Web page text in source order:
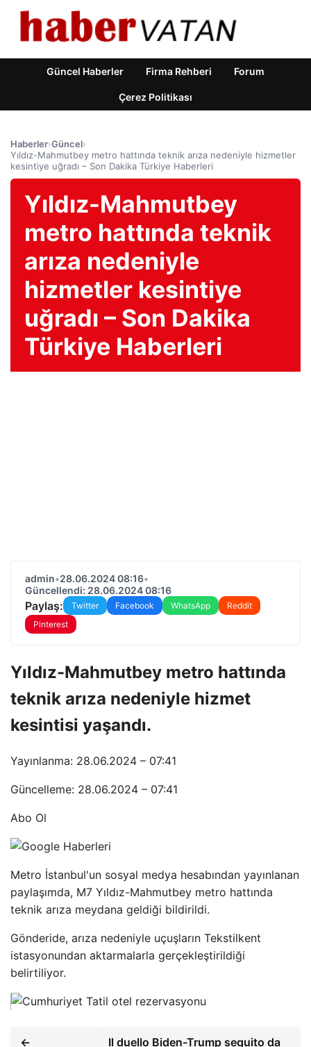
Güncel Haberler Firma Rehberi Forum
Çerez Politikası
Haberler›Güncel›
Yıldız-Mahmutbey metro hattında teknik arıza nedeniyle hizmetler
kesintiye uğradı – Son Dakika Türkiye Haberleri
Yıldız-Mahmutbey
metro hattında teknik
arıza nedeniyle
hizmetler kesintiye
uğradı – Son Dakika
Türkiye Haberleri
admin•28.06.2024 08:16•
Güncellendi: 28.06.2024 08:16
Paylaş: Twitter Facebook WhatsApp
Reddit
Pinterest
Yıldız-Mahmutbey metro hattında
teknik arıza nedeniyle hizmet
kesintisi yaşandı.
Yayınlanma: 28.06.2024 – 07:41
Güncelleme: 28.06.2024 – 07:41
Abo Ol
Metro İstanbul'un sosyal medya hesabından yayınlanan
paylaşımda, M7 Yıldız-Mahmutbey metro hattında
teknik arıza meydana geldiği bildirildi.
Gönderide, arıza nedeniyle uçuşların Tekstilkent
istasyonundan aktarmalarla gerçekleştirildiği
belirtiliyor.
←
Il duello Biden-Trump seguito da